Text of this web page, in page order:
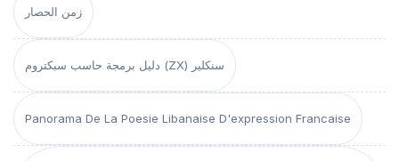
زمن الحصار
دليل برمجة حاسب سبكتروم (ZX) سنكلير
Panorama De La Poesie Libanaise D'expression Francaise